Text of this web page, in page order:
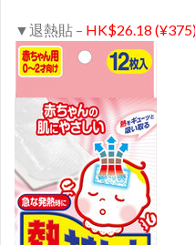
▼退熱貼 – HK$26.18